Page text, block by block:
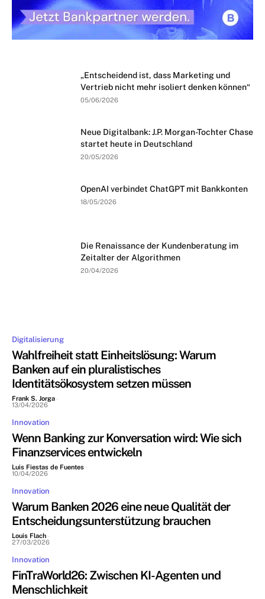
„Entscheidend ist, dass Marketing und
Vertrieb nicht mehr isoliert denken können“
05/06/2026
Neue Digitalbank: J.P. Morgan-Tochter Chase
startet heute in Deutschland
20/05/2026
OpenAI verbindet ChatGPT mit Bankkonten
18/05/2026
Die Renaissance der Kundenberatung im
Zeitalter der Algorithmen
20/04/2026
Digitalisierung
Wahlfreiheit statt Einheitslösung: Warum
Banken auf ein pluralistisches
Identitätsökosystem setzen müssen
Frank S. Jorga -
13/04/2026
Innovation
Wenn Banking zur Konversation wird: Wie sich
Finanzservices entwickeln
Luis Fiestas de Fuentes -
10/04/2026
Innovation
Warum Banken 2026 eine neue Qualität der
Entscheidungsunterstützung brauchen
Louis Flach -
27/03/2026
Innovation
FinTraWorld26: Zwischen KI-Agenten und
Menschlichkeit